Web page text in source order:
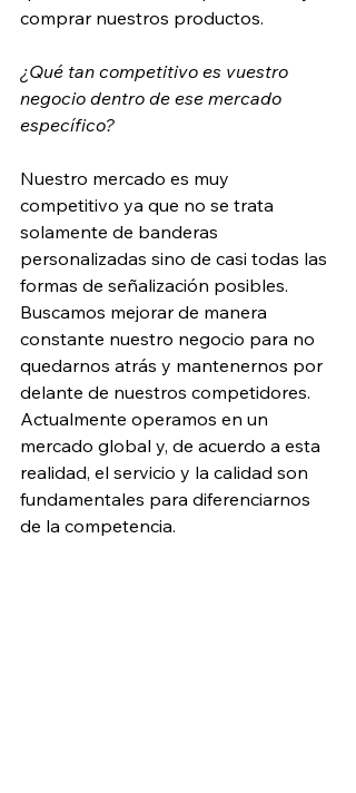
comprar nuestros productos.
¿Qué tan competitivo es vuestro
negocio dentro de ese mercado
específico?
Nuestro mercado es muy
competitivo ya que no se trata
solamente de banderas
personalizadas sino de casi todas las
formas de señalización posibles.
Buscamos mejorar de manera
constante nuestro negocio para no
quedarnos atrás y mantenernos por
delante de nuestros competidores.
Actualmente operamos en un
mercado global y, de acuerdo a esta
realidad, el servicio y la calidad son
fundamentales para diferenciarnos
de la competencia.